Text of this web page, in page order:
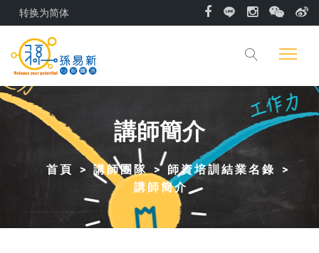
转换为简体
講師簡介
首頁 講師團隊
師資培訓結業名錄
講師簡介